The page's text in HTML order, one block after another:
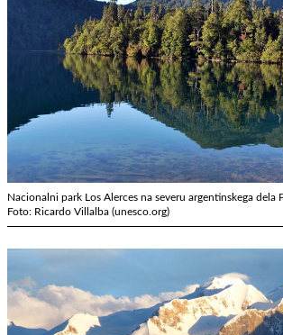
Nacionalni park Los Alerces na severu argentinskega dela
Foto: Ricardo Villalba (unesco.org)